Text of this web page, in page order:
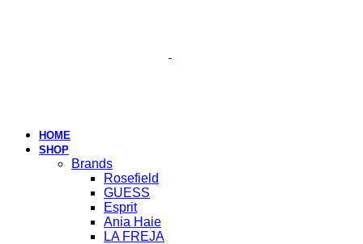
HOME
SHOP
Brands
Rosefield
GUESS
Esprit
Ania Haie
LA FREJA